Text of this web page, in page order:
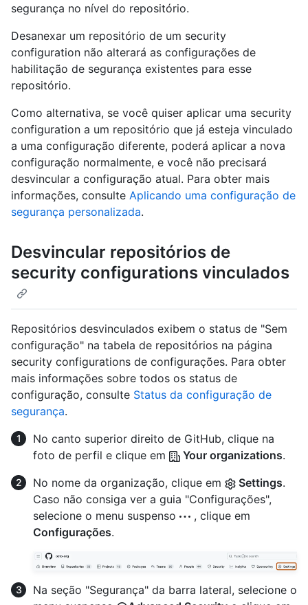
segurança no nível do repositório.
Desanexar um repositório de um security
configuration não alterará as configurações de
habilitação de segurança existentes para esse
repositório.
Como alternativa, se você quiser aplicar uma security
configuration a um repositório que já esteja vinculado
a uma configuração diferente, poderá aplicar a nova
configuração normalmente, e você não precisará
desvincular a configuração atual. Para obter mais
informações, consulte Aplicando uma configuração de
segurança personalizada.
Desvincular repositórios de
security configurations vinculados
Repositórios desvinculados exibem o status de "Sem
configuração" na tabela de repositórios na página
security configurations de configurações. Para obter
mais informações sobre todos os status de
configuração, consulte Status da configuração de
segurança.
No canto superior direito de GitHub, clique na
foto de perfil e clique em
Your organizations.
No nome da organização, clique em
Settings.
Caso não consiga ver a guia "Configurações",
selecione o menu suspenso
, clique em
Configurações.
Na seção "Segurança" da barra lateral, selecione o